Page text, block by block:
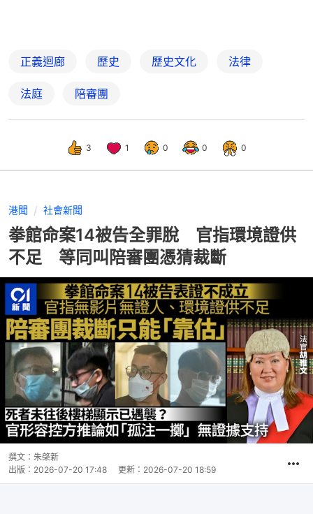
正義迴廊 歷史 歷史文化 法律
法庭 陪審團
3 1 0 0 0
港聞 社會新聞
拳館命案14被告全罪脫 官指環境證供
不足 等同叫陪審團憑猜裁斷
撰文： 朱棨新
出版： 2026-07-20 17:48 更新： 2026-07-20 18:59